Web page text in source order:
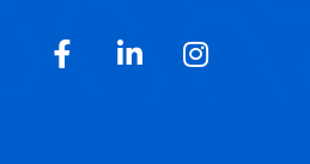
Facebook
LinkedInInstagram